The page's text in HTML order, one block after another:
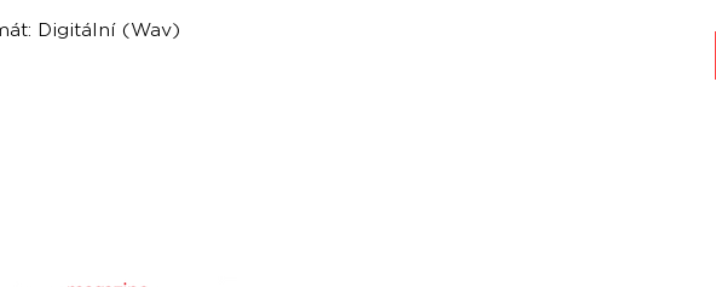
Digitální (Wav)